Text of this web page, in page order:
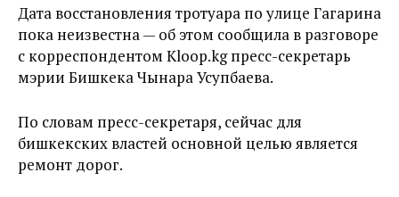
Дата восстановления тротуара по улице Гагарина
пока неизвестна — об этом сообщила в разговоре
с корреспондентом Kloop.kg пресс-секретарь
мэрии Бишкека Чынара Усупбаева.
По словам пресс-секретаря, сейчас для
бишкекских властей основной целью является
ремонт дорог.